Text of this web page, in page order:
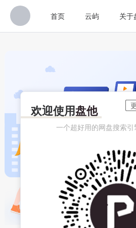
首页 云屿 关于
欢迎使用盘他
一个超好用的网盘搜索引